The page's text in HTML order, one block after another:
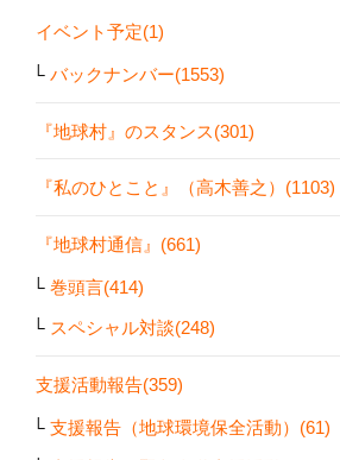
イベント予定(1)
バックナンバー(1553)
『地球村』のスタンス(301)
『私のひとこと』（高木善之）(1103)
『地球村通信』(661)
巻頭言(414)
スペシャル対談(248)
支援活動報告(359)
支援報告（地球環境保全活動）(61)